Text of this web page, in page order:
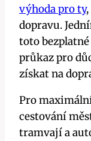
výhoda pro ty
dopravu.
toto
průkaz pro
získat na
Pro
cestování
tramvají a